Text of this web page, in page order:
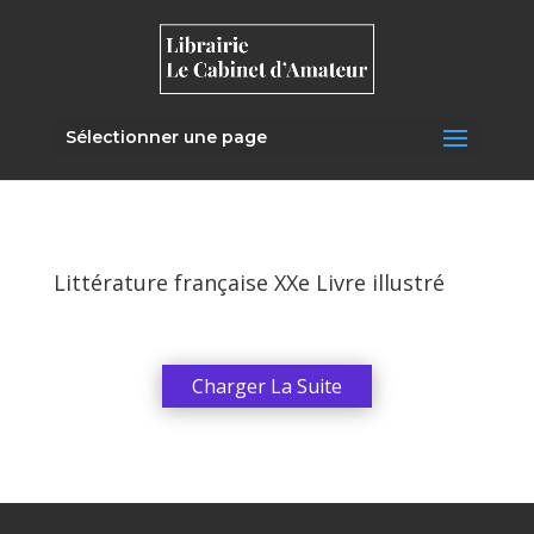
Sélectionner une page
Littérature française XXe Livre illustré
Charger La Suite